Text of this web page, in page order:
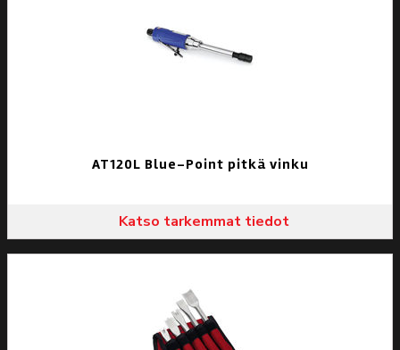
AT120L Blue-Point pitkä vinku
Katso tarkemmat tiedot